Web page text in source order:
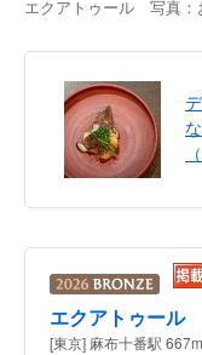
エクアトゥール 写真：
エクアトゥール
[東京] 麻布十番駅